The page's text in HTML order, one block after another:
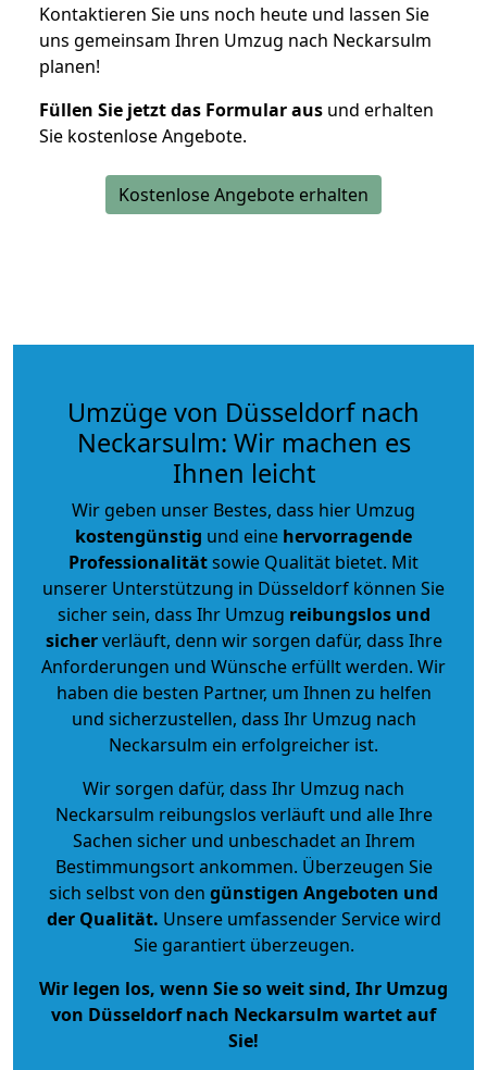
Kontaktieren Sie uns noch heute und lassen Sie
uns gemeinsam Ihren Umzug nach Neckarsulm
planen!
Füllen Sie jetzt das Formular aus und erhalten
Sie kostenlose Angebote.
Kostenlose Angebote erhalten
Umzüge von Düsseldorf nach
Neckarsulm: Wir machen es
Ihnen leicht
Wir geben unser Bestes, dass hier Umzug
kostengünstig und eine hervorragende
Professionalitätsowie Qualität bietet. Mit
unserer Unterstützung in Düsseldorf können Sie
sicher sein, dass Ihr Umzug reibungslos und
sicherverläuft, denn wir sorgen dafür, dass Ihre
Anforderungen und Wünsche erfüllt werden. Wir
haben die besten Partner, um Ihnen zu helfen
und sicherzustellen, dass Ihr Umzug nach
Neckarsulm ein erfolgreicher ist.
Wir sorgen dafür, dass Ihr Umzug nach
Neckarsulm reibungslos verläuft und alle Ihre
Sachen sicher und unbeschadet an Ihrem
Bestimmungsort ankommen. Überzeugen Sie
sich selbst von den günstigen Angeboten und
der Qualität. Unsere umfassender Service wird
Sie garantiert überzeugen.
Wir legen los, wenn Sie so weit sind, Ihr Umzug
von Düsseldorf nach Neckarsulm wartet auf
Sie!